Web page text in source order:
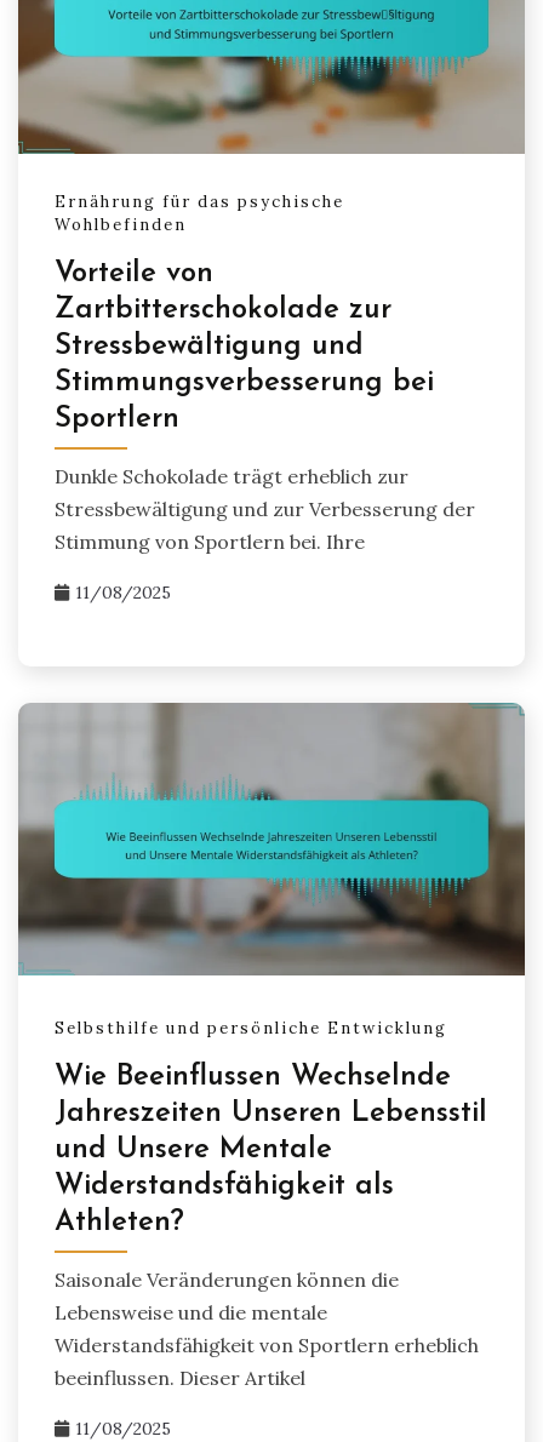
Ernährung für das psychische
Wohlbefinden
Vorteile von
Zartbitterschokolade zur
Stressbewältigung und
Stimmungsverbesserung bei
Sportlern
Dunkle Schokolade trägt erheblich zur
Stressbewältigung und zur Verbesserung der
Stimmung von Sportlern bei. Ihre
11/08/2025
Selbsthilfe und persönliche Entwicklung
Wie Beeinflussen Wechselnde
Jahreszeiten Unseren Lebensstil
und Unsere Mentale
Widerstandsfähigkeit als
Athleten?
Saisonale Veränderungen können die
Lebensweise und die mentale
Widerstandsfähigkeit von Sportlern erheblich
beeinflussen. Dieser Artikel
11/08/2025